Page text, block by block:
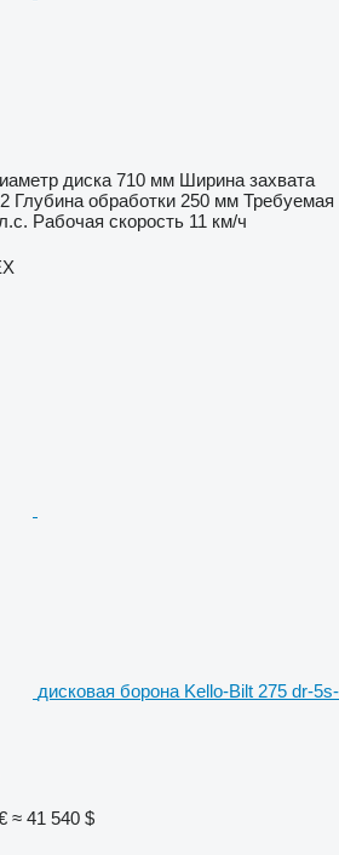
диска 710 мм Ширина захвата
2 Глубина обработки 250 мм Требуемая
Рабочая скорость 11 км/ч
дисковая борона Kello-Bilt 275 dr-5s-
≈ 41 540 $